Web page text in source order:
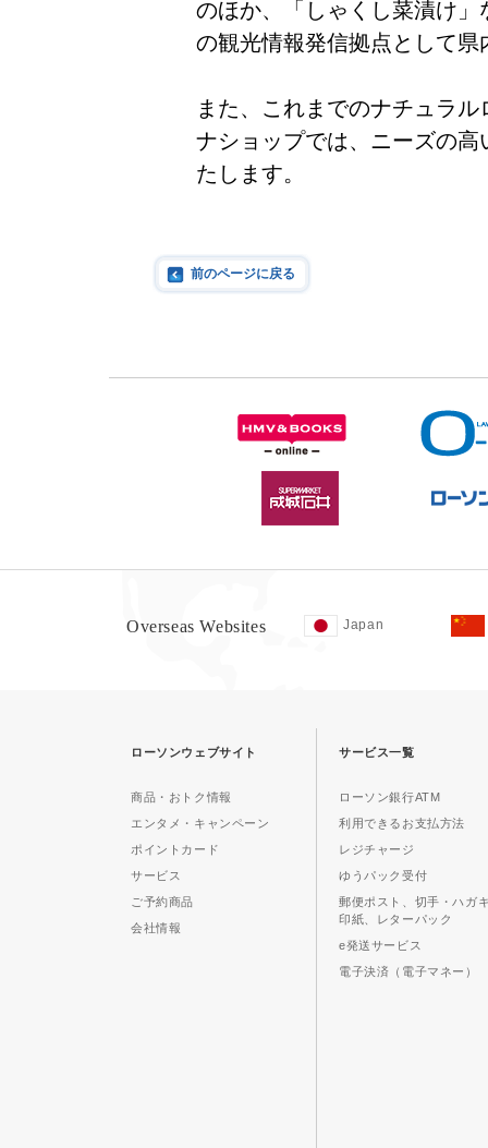
のほか、「しゃくし菜漬け
の観光情報発信拠点として
また、これまでのナチュラ
ナショップでは、ニーズの
たします。
前のページに戻る
Overseas Websites Japan
ローソンウェブサイト
商品・おトク情報
エンタメ・キャンペーン
ポイントカード
サービス
ご予約商品
会社情報
サービス一覧
ローソン銀行ATM
利用できるお支払方法
レジチャージ
ゆうパック受付
郵便ポスト、切手・ハガ
印紙、レターパック
e発送サービス
電子決済（電子マネー）